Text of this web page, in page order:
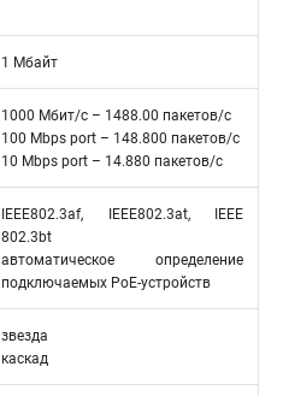
1 Мбайт
1000 Мбит/с – 1488.00 пакетов/с
100 Mbps port – 148.800 пакетов/с
10 Mbps port – 14.880 пакетов/с
IEEE802.3af, IEEE802.3at, IEEE
802.3bt
автоматическое определение
подключаемых РоЕ-устройств
звезда
каскад